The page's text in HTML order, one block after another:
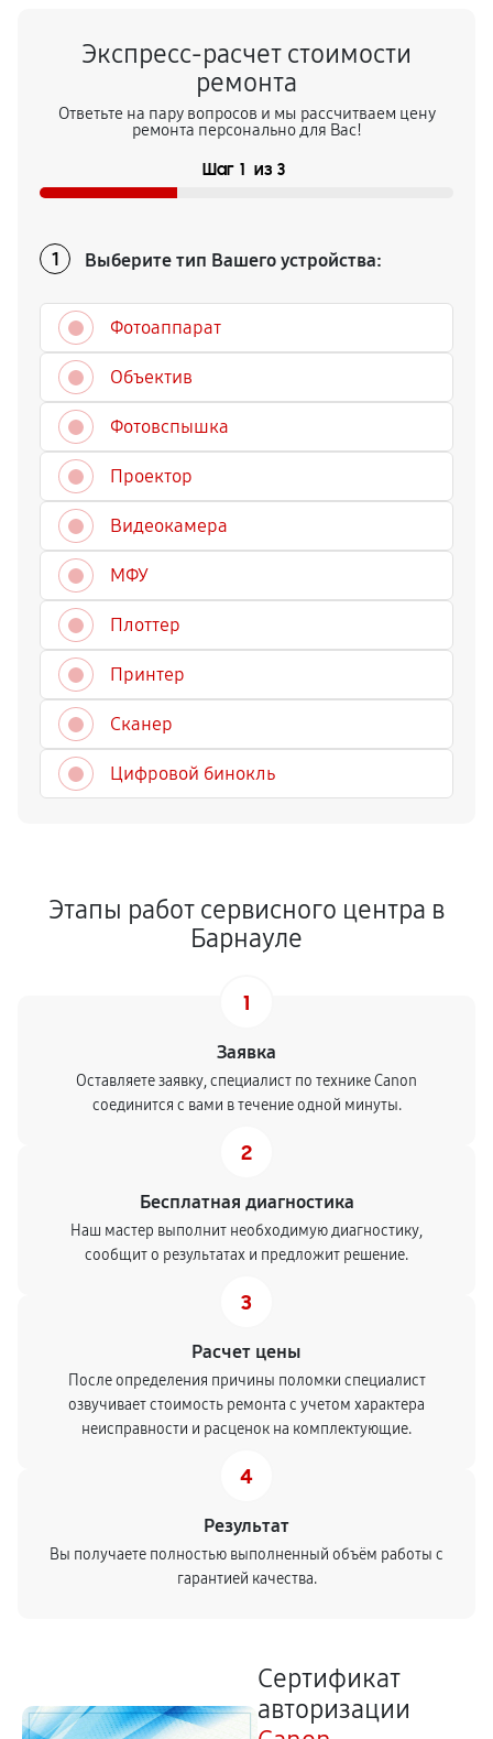
Экспресс-расчет стоимости
ремонта
Ответьте на пару вопросов и мы рассчитваем цену
ремонта персонально для Вас!
Шаг 1 из 3
1 Выберите тип Вашего устройства:
Фотоаппарат
Объектив
Фотовспышка
Проектор
Видеокамера
МФУ
Плоттер
Принтер
Сканер
Цифровой бинокль
Этапы работ сервисного центра в
Барнауле
1
Заявка
Оставляете заявку, специалист по технике Canon
соединится с вами в течение одной минуты.
2
Бесплатная диагностика
Наш мастер выполнит необходимую диагностику,
сообщит о результатах и предложит решение.
3
Расчет цены
После определения причины поломки специалист
озвучивает стоимость ремонта с учетом характера
неисправности и расценок на комплектующие.
4
Результат
Вы получаете полностью выполненный объём работы с
гарантией качества.
Сертификат
авторизации